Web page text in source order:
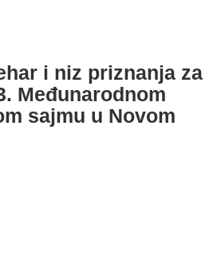
i niz priznanja za
Međunarodnom
sajmu u Novom